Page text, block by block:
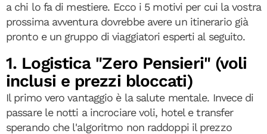
a chi lo fa di mestiere. Ecco i 5 motivi per cui la vostra
prossima avventura dovrebbe avere un itinerario già
pronto e un gruppo di viaggiatori esperti al seguito.
1. Logistica "Zero Pensieri" (voli
inclusi e prezzi bloccati)
Il primo vero vantaggio è la salute mentale. Invece di
passare le notti a incrociare voli, hotel e transfer
sperando che l'algoritmo non raddoppi il prezzo